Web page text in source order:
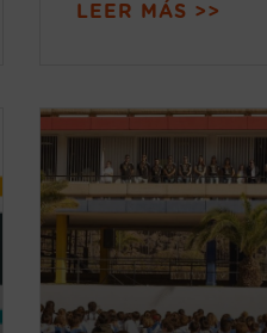
LEER MÁS >>